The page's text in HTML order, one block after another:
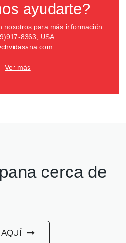
ayudarte?
nosotros para más información
8363, USA
Ver más
cerca de